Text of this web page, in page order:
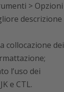
> Opzioni
descrizione
collocazione dei
l’uso dei
e CTL.